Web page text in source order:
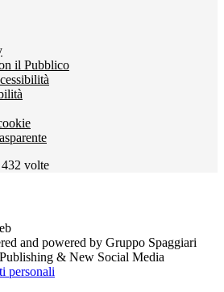
il Pubblico
432 volte
and powered by Gruppo Spaggiari
& New Social Media
personali